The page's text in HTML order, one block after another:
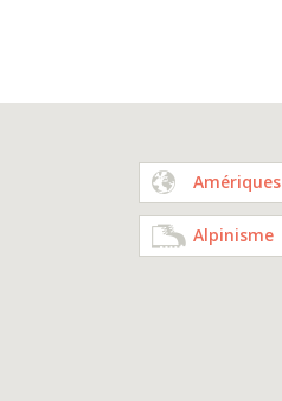
Amériques
Alpinisme